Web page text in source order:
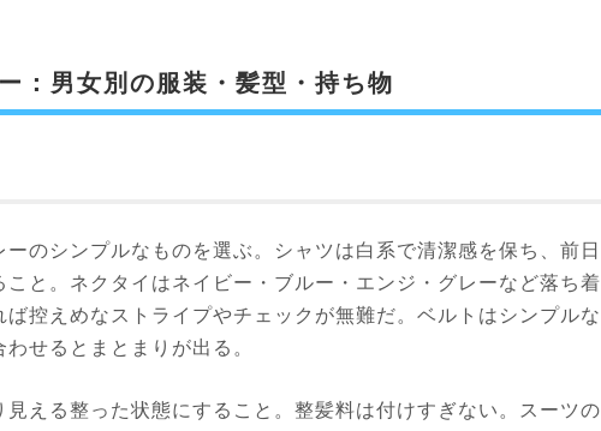
：男女別の服装・髪型・持ち物
ーのシンプルなものを選ぶ。シャツは白系で清潔感を保ち、前日
こと。ネクタイはネイビー・ブルー・エンジ・グレーなど落ち着
ば控えめなストライプやチェックが無難だ。ベルトはシンプルな
せるとまとまりが出る。
える整った状態にすること。整髪料は付けすぎない。スーツの